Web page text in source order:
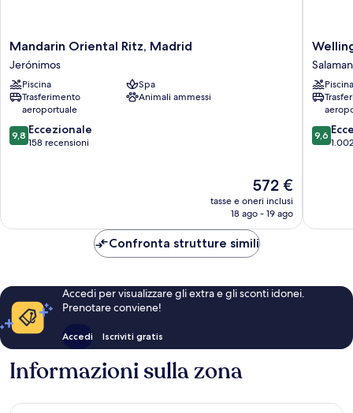
Mandarin
Oriental
Ritz,
Madrid
Jerónimos
Mandarin Oriental Ritz, Madrid
Jerónimos
Piscina
Spa
Trasferimento
aeroportuale
Animali ammessi
9.8
su
9,8 Eccezionale
158 recensioni
Il
prezzo
attuale
572 €
572 €
tasse e oneri inclusi
18 ago - 19 ago
Hotel
&
Spa
Madrid
-
Serrano
Piscina
9.6
su
9,6
Confronta strutture simili
Accedi per visualizzare gli extra e gli sconti idonei.
Prenotare conviene!
Accedi Iscriviti gratis
Informazioni sulla zona